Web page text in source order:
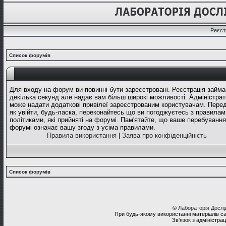
Список форумів
Для входу на форум ви повинні бути зареєстровані. Реєстрація
декілька секунд але надає вам більш широкі можливості.
може надати додаткові привілеї зареєстрованим користувачам.
як увійти, будь-ласка, переконайтесь що ви погоджуєтесь з
політиками, які прийняті на форумі. Пам'ятайте, що ваше
форумі означає вашу згоду з усіма правилами.
Правила використання
Заява про конфіденційність
Список форумів
© Лабораторія
При будь-якому використанні матеріалів
Зв'язок з